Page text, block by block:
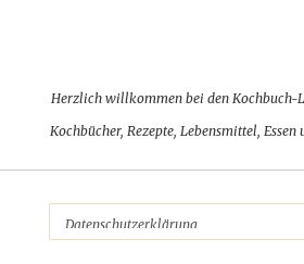
Herzlich willkommen bei den Kochbuch-
Kochbücher, Rezepte, Lebensmittel,